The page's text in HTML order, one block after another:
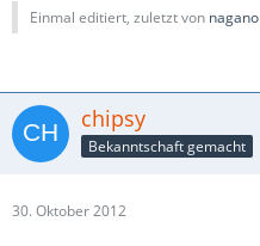
Einmal editiert, zuletzt von nagano
chipsy
Bekanntschaft gemacht
30. Oktober 2012